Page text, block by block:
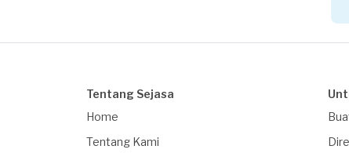
Tentang Sejasa
Home
Tentang Kami